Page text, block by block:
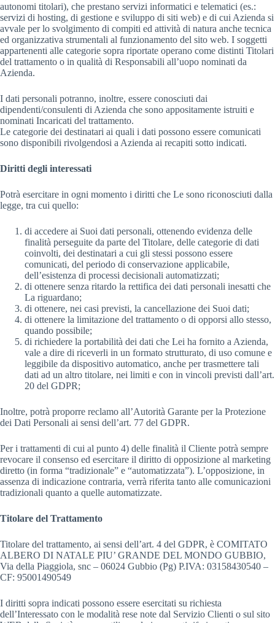
autonomi titolari), che prestano servizi informatici e telematici (es.:
servizi di hosting, di gestione e sviluppo di siti web) e di cui Azienda si
avvale per lo svolgimento di compiti ed attività di natura anche tecnica
ed organizzativa strumentali al funzionamento del sito web. I soggetti
appartenenti alle categorie sopra riportate operano come distinti Titolari
del trattamento o in qualità di Responsabili all’uopo nominati da
Azienda.
I dati personali potranno, inoltre, essere conosciuti dai
dipendenti/consulenti di Azienda che sono appositamente istruiti e
nominati Incaricati del trattamento.
Le categorie dei destinatari ai quali i dati possono essere comunicati
sono disponibili rivolgendosi a Azienda ai recapiti sotto indicati.
Diritti degli interessati
Potrà esercitare in ogni momento i diritti che Le sono riconosciuti dalla
legge, tra cui quello:
di accedere ai Suoi dati personali, ottenendo evidenza delle
finalità perseguite da parte del Titolare, delle categorie di dati
coinvolti, dei destinatari a cui gli stessi possono essere
comunicati, del periodo di conservazione applicabile,
dell’esistenza di processi decisionali automatizzati;
di ottenere senza ritardo la rettifica dei dati personali inesatti che
La riguardano;
di ottenere, nei casi previsti, la cancellazione dei Suoi dati;
di ottenere la limitazione del trattamento o di opporsi allo stesso,
quando possibile;
di richiedere la portabilità dei dati che Lei ha fornito a Azienda,
vale a dire di riceverli in un formato strutturato, di uso comune e
leggibile da dispositivo automatico, anche per trasmettere tali
dati ad un altro titolare, nei limiti e con in vincoli previsti dall’art.
20 del GDPR;
Inoltre, potrà proporre reclamo all’Autorità Garante per la Protezione
dei Dati Personali ai sensi dell’art. 77 del GDPR.
Per i trattamenti di cui al punto 4) delle finalità il Cliente potrà sempre
revocare il consenso ed esercitare il diritto di opposizione al marketing
diretto (in forma “tradizionale” e “automatizzata”). L’opposizione, in
assenza di indicazione contraria, verrà riferita tanto alle comunicazioni
tradizionali quanto a quelle automatizzate.
Titolare del Trattamento
Titolare del trattamento, ai sensi dell’art. 4 del GDPR, è COMITATO
ALBERO DI NATALE PIU’ GRANDE DEL MONDO GUBBIO,
Via della Piaggiola, snc – 06024 Gubbio (Pg) P.IVA: 03158430540 –
CF: 95001490549
I diritti sopra indicati possono essere esercitati su richiesta
dell’Interessato con le modalità rese note dal Servizio Clienti o sul sito